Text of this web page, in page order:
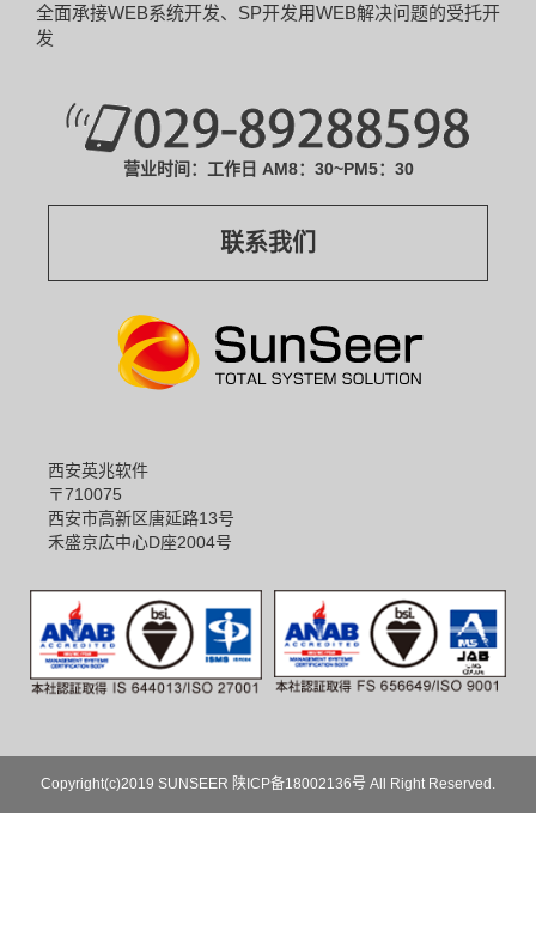
全面承接WEB系统开发、SP开发用WEB解决问题的受托开
发
营业时间：工作日 AM8：30~PM5：30
联系我们
西安英兆软件
〒710075
西安市高新区唐延路13号
禾盛京広中心D座2004号
Copyright(c)2019 SUNSEER 陕ICP备18002136号 All Right Reserved.